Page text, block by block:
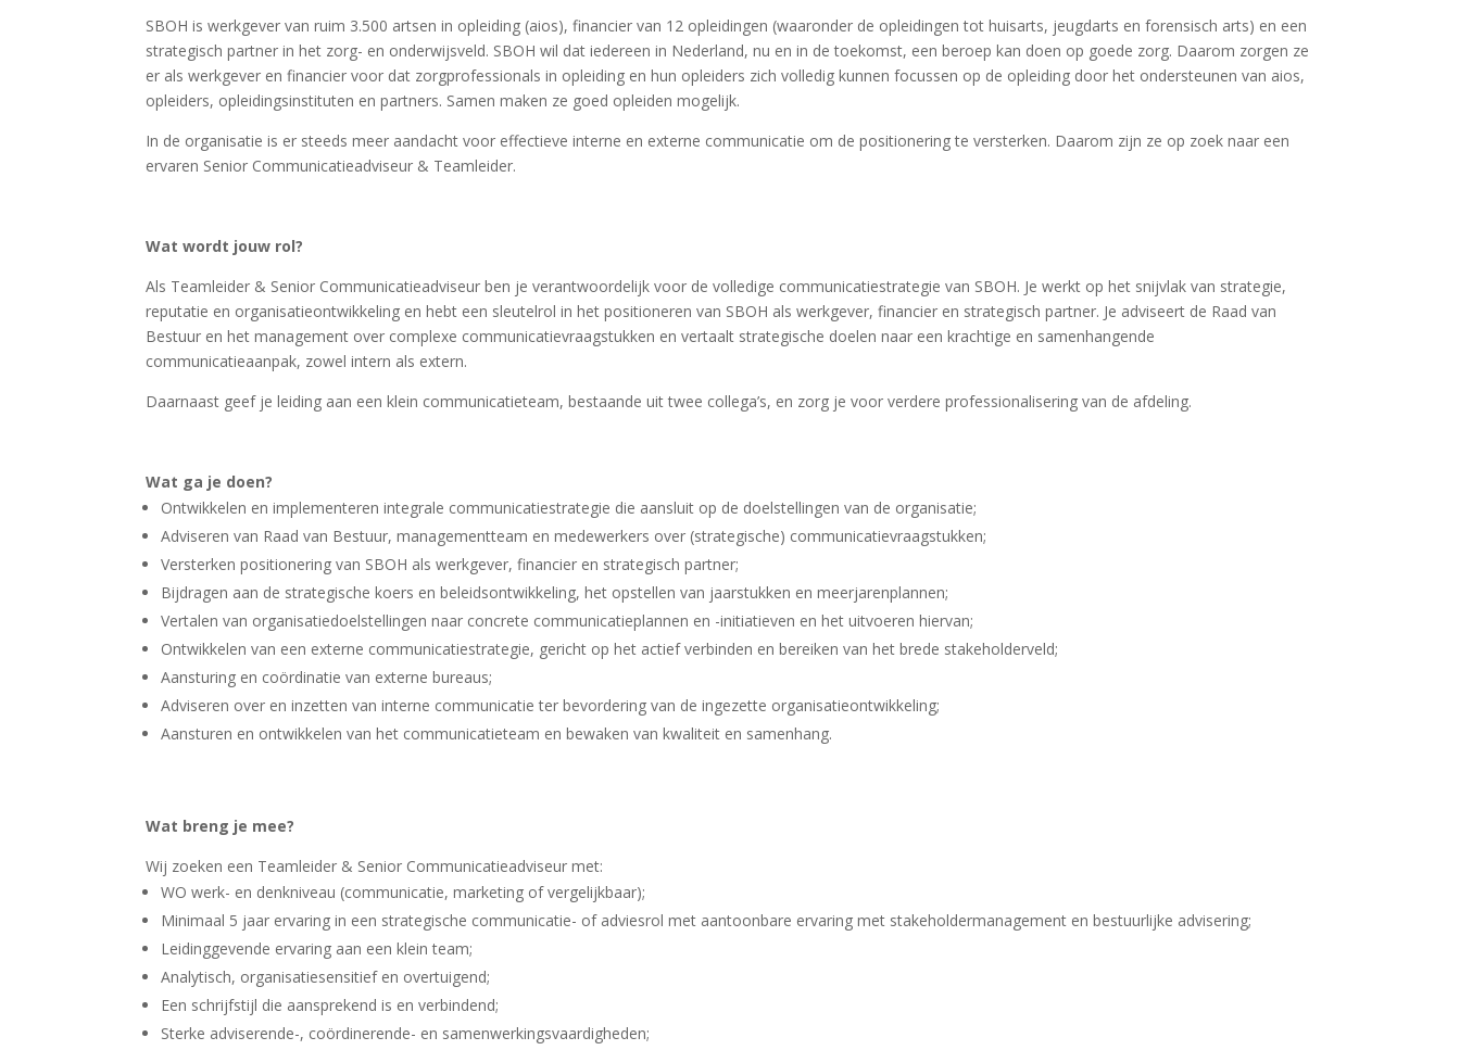
SBOH is werkgever van ruim 3.500 artsen in opleiding (aios), financier van 12 opleidingen (waaronder de opleidingen tot huisarts, jeugdarts en forensisch arts) en een
strategisch partner in het zorg- en onderwijsveld. SBOH wil dat iedereen in Nederland, nu en in de toekomst, een beroep kan doen op goede zorg. Daarom zorgen ze
er als werkgever en financier voor dat zorgprofessionals in opleiding en hun opleiders zich volledig kunnen focussen op de opleiding door het ondersteunen van aios,
opleiders, opleidingsinstituten en partners. Samen maken ze goed opleiden mogelijk.
In de organisatie is er steeds meer aandacht voor effectieve interne en externe communicatie om de positionering te versterken. Daarom zijn ze op zoek naar een
ervaren Senior Communicatieadviseur & Teamleider.
Wat wordt jouw rol?
Als Teamleider & Senior Communicatieadviseur ben je verantwoordelijk voor de volledige communicatiestrategie van SBOH. Je werkt op het snijvlak van strategie,
reputatie en organisatieontwikkeling en hebt een sleutelrol in het positioneren van SBOH als werkgever, financier en strategisch partner. Je adviseert de Raad van
Bestuur en het management over complexe communicatievraagstukken en vertaalt strategische doelen naar een krachtige en samenhangende
communicatieaanpak, zowel intern als extern.
Daarnaast geef je leiding aan een klein communicatieteam, bestaande uit twee collega’s, en zorg je voor verdere professionalisering van de afdeling.
Wat ga je doen?
Ontwikkelen en implementeren integrale communicatiestrategie die aansluit op de doelstellingen van de organisatie;
Adviseren van Raad van Bestuur, managementteam en medewerkers over (strategische) communicatievraagstukken;
Versterken positionering van SBOH als werkgever, financier en strategisch partner;
Bijdragen aan de strategische koers en beleidsontwikkeling, het opstellen van jaarstukken en meerjarenplannen;
Vertalen van organisatiedoelstellingen naar concrete communicatieplannen en -initiatieven en het uitvoeren hiervan;
Ontwikkelen van een externe communicatiestrategie, gericht op het actief verbinden en bereiken van het brede stakeholderveld;
Aansturing en coördinatie van externe bureaus;
Adviseren over en inzetten van interne communicatie ter bevordering van de ingezette organisatieontwikkeling;
Aansturen en ontwikkelen van het communicatieteam en bewaken van kwaliteit en samenhang.
Wat breng je mee?
Wij zoeken een Teamleider & Senior Communicatieadviseur met:
WO werk- en denkniveau (communicatie, marketing of vergelijkbaar);
Minimaal 5 jaar ervaring in een strategische communicatie- of adviesrol met aantoonbare ervaring met stakeholdermanagement en bestuurlijke advisering;
Leidinggevende ervaring aan een klein team;
Analytisch, organisatiesensitief en overtuigend;
Een schrijfstijl die aansprekend is en verbindend;
Sterke adviserende-, coördinerende- en samenwerkingsvaardigheden;